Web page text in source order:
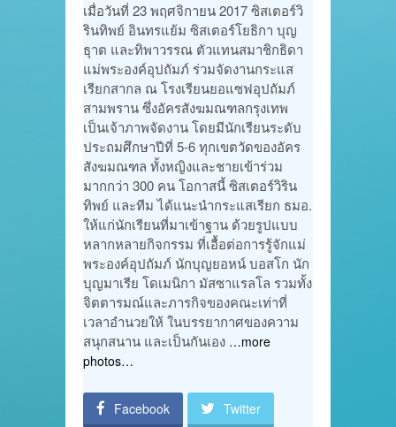
เมื่อวันที่ 23 พฤศจิกายน 2017 ซิสเตอร์วิ
รินทิพย์ อินทรแย้ม ซิสเตอร์โยธิกา บุญ
ธุาต และทิพาวรรณ ตัวแทนสมาชิกธิดา
แม่พระองค์อุปถัมภ์ ร่วมจัดงานกระแส
เรียกสากล ณ โรงเรียนยอแซฟอุปถัมภ์
สามพราน ซึ่งอัครสังฆมณฑลกรุงเทพ
เป็นเจ้าภาพจัดงาน โดยมีนักเรียนระดับ
ประถมศึกษาปีที่ 5-6 ทุกเขตวัดของอัคร
สังฆมณฑล ทั้งหญิงและชายเข้าร่วม
มากกว่า 300 คน โอกาสนี้ ซิสเตอร์วิริน
ทิพย์ และทีม ได้แนะนำกระแสเรียก ธมอ.
ให้แก่นักเรียนที่มาเข้าฐาน ด้วยรูปแบบ
หลากหลายกิจกรรม ที่เอื้อต่อการรู้จักแม่
พระองค์อุปถัมภ์ นักบุญยอหน์ บอสโก นัก
บุญมาเรีย โดเมนิกา มัสซาแรลโล รวมทั้ง
จิตตารมณ์และภารกิจของคณะเท่าที่
เวลาอำนวยให้ ในบรรยากาศของความ
สนุกสนาน และเป็นกันเอง …more
photos…
Facebook Twitter